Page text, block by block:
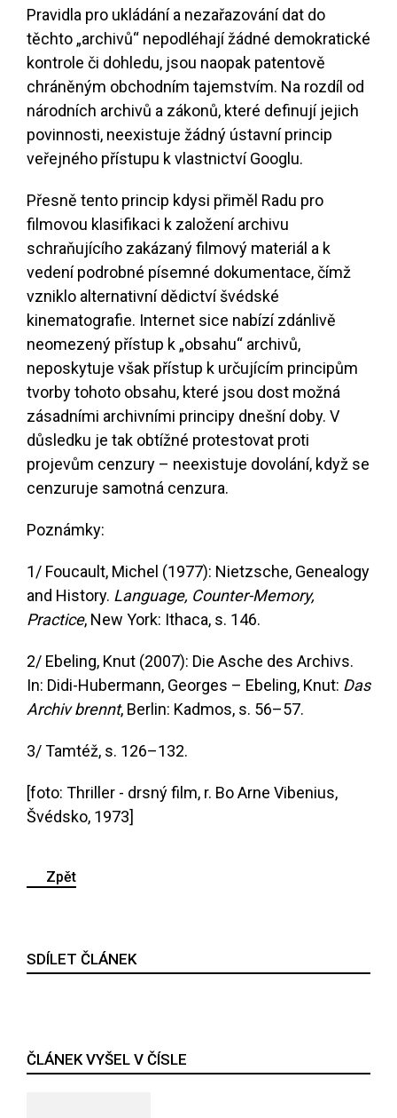
Pravidla pro ukládání a nezařazování dat do
těchto „archivů“ nepodléhají žádné demokratické
kontrole či dohledu, jsou naopak patentově
chráněným obchodním tajemstvím. Na rozdíl od
národních archivů a zákonů, které definují jejich
povinnosti, neexistuje žádný ústavní princip
veřejného přístupu k vlastnictví Googlu.
Přesně tento princip kdysi přiměl Radu pro
filmovou klasifikaci k založení archivu
schraňujícího zakázaný filmový materiál a k
vedení podrobné písemné dokumentace, čímž
vzniklo alternativní dědictví švédské
kinematografie. Internet sice nabízí zdánlivě
neomezený přístup k „obsahu“ archivů,
neposkytuje však přístup k určujícím principům
tvorby tohoto obsahu, které jsou dost možná
zásadními archivními principy dnešní doby. V
důsledku je tak obtížné protestovat proti
projevům cenzury – neexistuje dovolání, když se
cenzuruje samotná cenzura.
Poznámky:
1/ Foucault, Michel (1977): Nietzsche, Genealogy
and History. Language, Counter-Memory,
Practice, New York: Ithaca, s. 146.
2/ Ebeling, Knut (2007): Die Asche des Archivs.
In: Didi-Hubermann, Georges – Ebeling, Knut: Das
Archiv brennt, Berlin: Kadmos, s. 56–57.
3/ Tamtéž, s. 126–132.
[foto: Thriller - drsný film, r. Bo Arne Vibenius,
Švédsko, 1973]
Zpět
SDÍLET ČLÁNEK
ČLÁNEK VYŠEL V ČÍSLE